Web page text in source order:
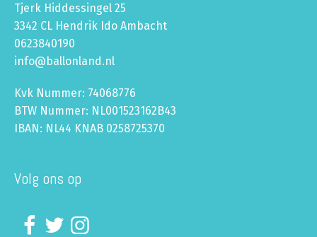
Tjerk Hiddessingel 25
3342 CL Hendrik Ido Ambacht
0623840190
info@ballonland.nl
Kvk Nummer: 74068776
BTW Nummer: NL001523162B43
IBAN: NL44 KNAB 0258725370
Volg ons op